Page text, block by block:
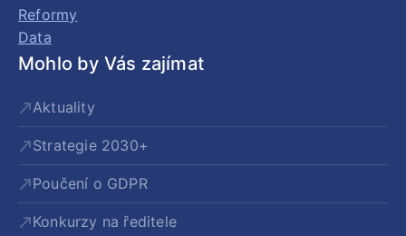
Reformy
Data
Mohlo by Vás zajímat
Aktuality
Strategie 2030+
Poučení o GDPR
Konkurzy na ředitele